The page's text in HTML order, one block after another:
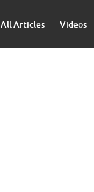
All Articles Videos